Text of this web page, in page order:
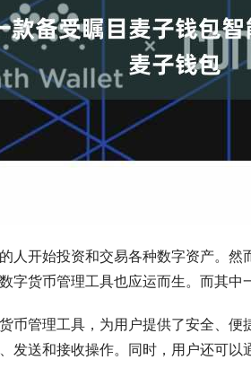
人开始投资和交易各种数字资产。
字货币管理工具也应运而生。而其中
币管理工具，为用户提供了安全、
发送和接收操作。同时，用户还可